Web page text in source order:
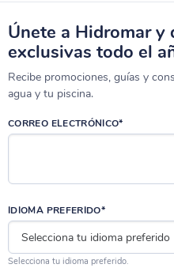
Únete a Hidromar
exclusivas todo el
Recibe promociones, guías y
agua y tu piscina.
CORREO ELECTRÓNICO*
IDIOMA PREFERIDO*
Selecciona tu idioma preferido.